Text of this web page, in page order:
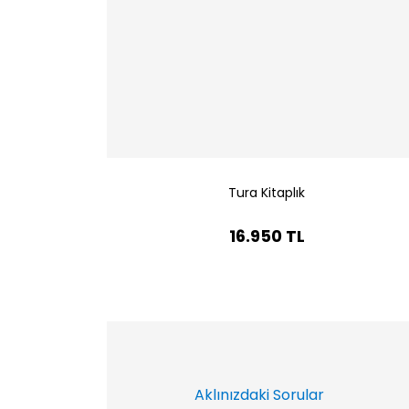
Tura Kitaplık
16.950 TL
Aklınızdaki Sorular